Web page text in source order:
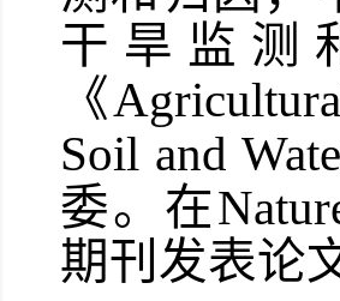
干旱监测
《
Soil and
委。在
期刊发表论